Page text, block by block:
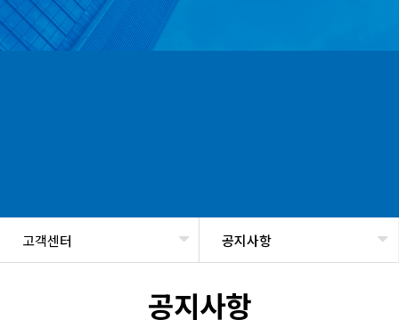
고객센터 공지사항
공지사항